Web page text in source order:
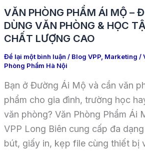
VĂN PHÒNG PHẨM ÁI MỘ –
DÙNG VĂN PHÒNG & HỌC
CHẤT LƯỢNG CAO
Để lại một bình luận / Blog VPP, Marketing /
Phòng Phẩm Hà Nội
Bạn ở Đường Ái Mộ và cần văn
phẩm cho gia đình, trường học
văn phòng? Văn Phòng Phẩm Ái
VPP Long Biên cung cấp đa
bút, giấy in, kẹp file cùng thiết bị